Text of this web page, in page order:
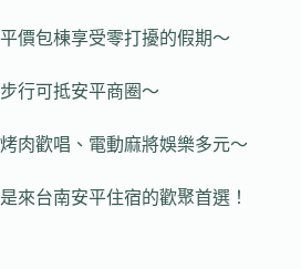
平價包棟享受零打擾的假期～
步行可抵安平商圈～
烤肉歡唱、電動麻將娛樂多元～
是來台南安平住宿的歡聚首選！